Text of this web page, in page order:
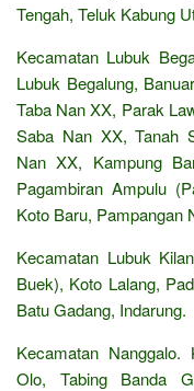
Tengah, Teluk Kabung
Kecamatan Lubuk
Lubuk Begalung,
Taba Nan XX, Parak
Saba Nan XX, Tanah
Nan XX, Kampung
Pagambiran Ampulu
Koto Baru, Pampangan
Kecamatan Lubuk
Buek), Koto Lalang,
Batu Gadang, Indarung.
Kecamatan Nanggalo.
Olo, Tabing Banda